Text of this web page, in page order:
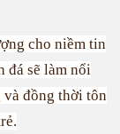
cho niềm tin
đá sẽ làm nổi
và đồng thời tôn